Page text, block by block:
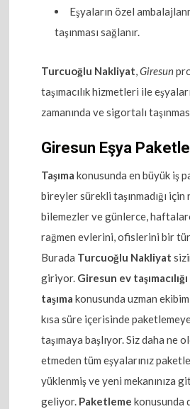
Eşyaların özel
taşınması sağlanır.
Turcuoğlu Nakliyat,Giresun
taşımacılık hizmetleri ile
zamanında ve sigortalı
Giresun Eşya
Taşıma konusunda en büyük iş
bireyler sürekli taşınmadığı için
bilemezler ve günlerce,
rağmen evlerini, ofislerini bir
Burada Turcuoğlu Nakliyat
giriyor. Giresun ev taşımacılığı
taşıma konusunda uzman
kısa süre içerisinde
taşımaya başlıyor. Siz daha ne
etmeden tüm eşyalarınız
yüklenmiş ve yeni mekanınıza
geliyor. Paketleme konusunda